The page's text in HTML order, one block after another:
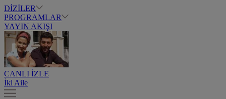
DİZİLER
PROGRAMLAR
YAYIN AKIŞI
CANLI İZLE
İki Aile